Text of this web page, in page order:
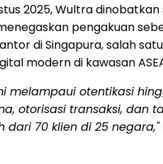
2025, Wultra
pengakuan
di Singapura, salah
modern di kawasan
melampaui otentikasi
otorisasi transaksi, dan
dari 70 klien di 25